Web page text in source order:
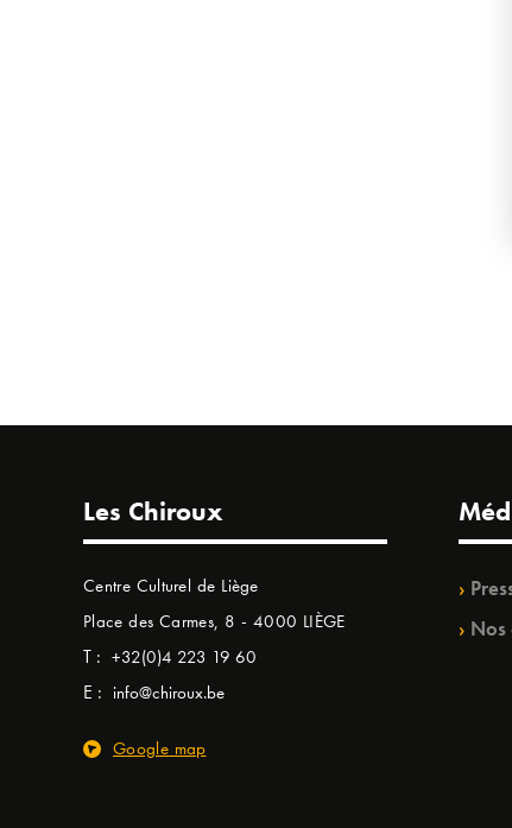
Les Chiroux
Centre Culturel de Liège
Place des Carmes, 8 - 4000 LIÈGE
T : +32(0)4 223 19 60
E : info@chiroux.be
Google map
Nos